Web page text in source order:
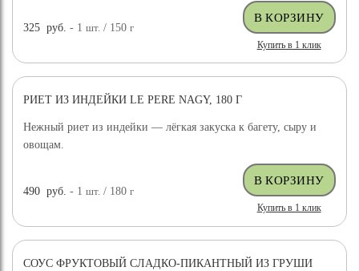
325 руб. - 1шт. / 150г
Купить в 1 клик
РИЕТ ИЗ ИНДЕЙКИ LE PERE NAGY, 180 Г
Нежный риет из индейки — лёгкая закуска к багету, сыру и
овощам.
490 руб. - 1шт. / 180г
Купить в 1 клик
СОУС ФРУКТОВЫЙ СЛАДКО-ПИКАНТНЫЙ ИЗ ГРУШИ